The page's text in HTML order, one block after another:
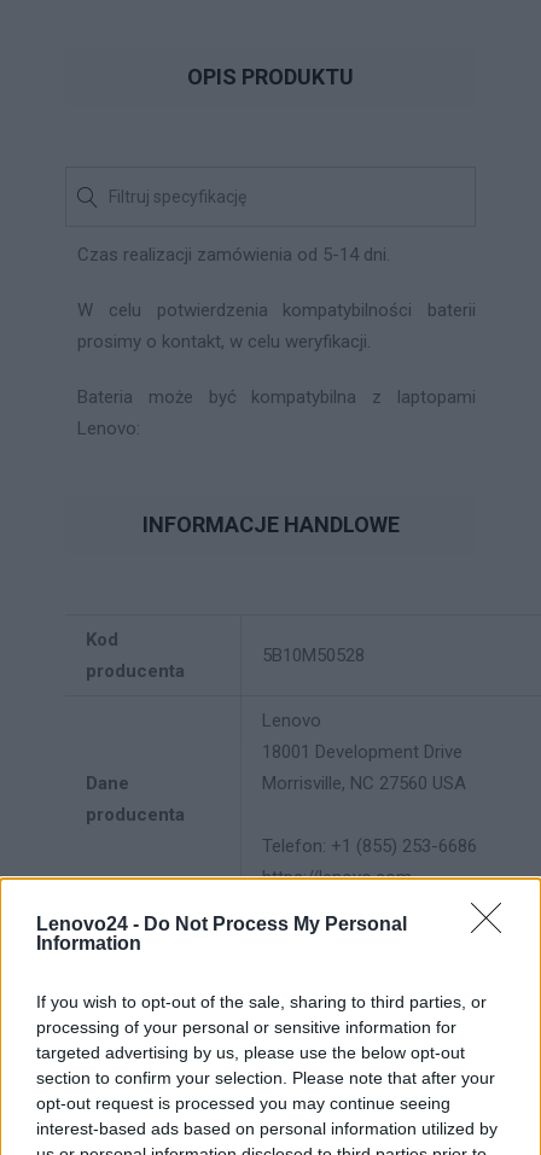
Lenovo24 - Do Not Process My Personal
Information
If you wish to opt-out of the sale, sharing to third parties, or
processing of your personal or sensitive information for
targeted advertising by us, please use the below opt-out
section to confirm your selection. Please note that after your
opt-out request is processed you may continue seeing
interest-based ads based on personal information utilized by
OPIS PRODUKTU
Czas realizacji zamówienia od 5-14 dni.
W celu potwierdzenia kompatybilności baterii
prosimy o kontakt, w celu weryfikacji.
Bateria może być kompatybilna z laptopami
Lenovo:
INFORMACJE HANDLOWE
Kod
producenta
5B10M50528
Dane
producenta
Lenovo
18001 Development Drive
Morrisville, NC 27560 USA
Telefon: +1 (855) 253-6686
https://lenovo.com
odpowiedzialny
Lenovo Technology B.V. Sp. z
02-460 Warszawa
info_pl@lenovo.com
https://lenovo.com
Pomoc
https://support.lenovo.com/pl/pl/